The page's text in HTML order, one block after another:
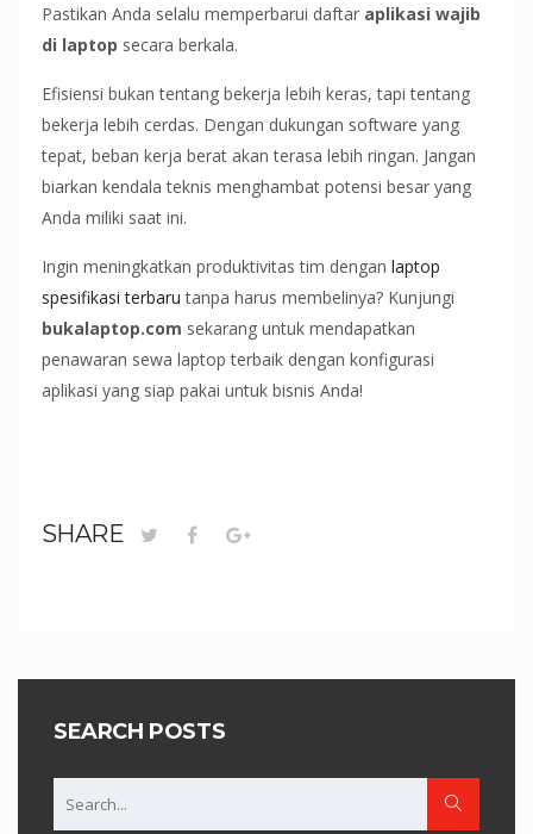
Pastikan Anda selalu memperbarui daftar aplikasi wajib
di laptop secara berkala.
Efisiensi bukan tentang bekerja lebih keras, tapi tentang
bekerja lebih cerdas. Dengan dukungan software yang
tepat, beban kerja berat akan terasa lebih ringan. Jangan
biarkan kendala teknis menghambat potensi besar yang
Anda miliki saat ini.
Ingin meningkatkan produktivitas tim dengan laptop
spesifikasi terbaru tanpa harus membelinya? Kunjungi
bukalaptop.com sekarang untuk mendapatkan
penawaran sewa laptop terbaik dengan konfigurasi
aplikasi yang siap pakai untuk bisnis Anda!
SHARE
SEARCH POSTS